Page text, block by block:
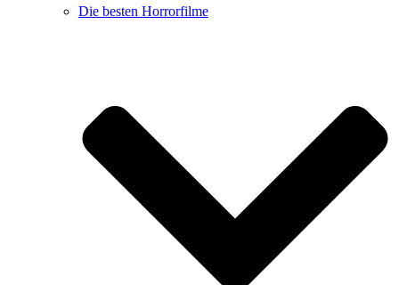
Die besten Horrorfilme